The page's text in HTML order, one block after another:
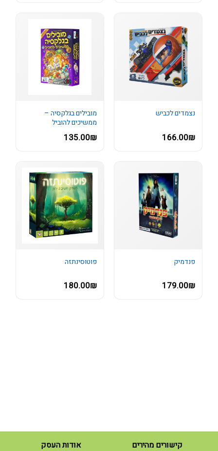
נצמדים לכביש
166.00₪
מובילים בגלקסיה –
ממשיכים להוביל
135.00₪
פנדמיק
179.00₪
פוטוסינתזה
180.00₪
קישורים מהירים
אודות העסק